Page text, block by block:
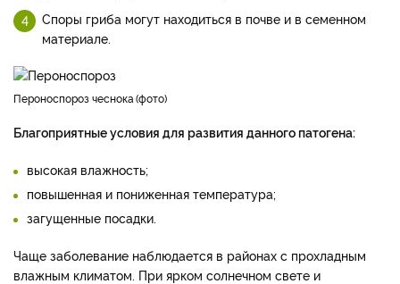
Споры гриба могут находиться в почве и в семенном
материале.
Пероноспороз чеснока фото
Благоприятные условия для развития данного патогена:
высокая влажность;
повышенная и пониженная температура;
загущенные посадки.
Чаще заболевание наблюдается в районах с прохладным
влажным климатом. При ярком солнечном свете и